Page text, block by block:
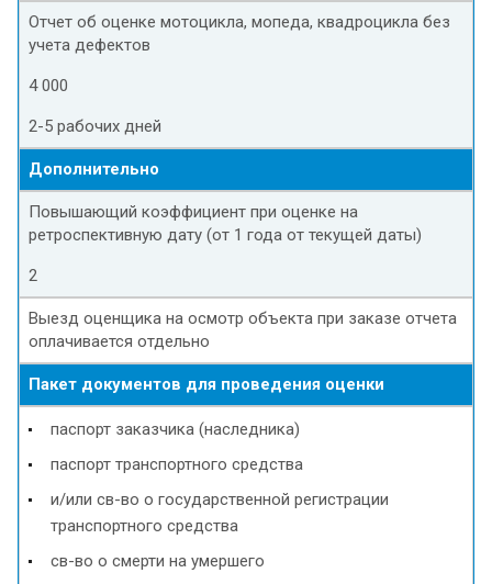
Отчет об оценке мотоцикла, мопеда, квадроцикла без
учета дефектов
4 000
2-5 рабочих дней
Дополнительно
Повышающий коэффициент при оценке на
ретроспективную дату (от 1 года от текущей даты)
2
Выезд оценщика на осмотр объекта при заказе отчета
оплачивается отдельно
Пакет документов для проведения оценки
паспорт заказчика (наследника)
паспорт транспортного средства
и/или св-во о государственной регистрации
транспортного средства
св-во о смерти на умершего